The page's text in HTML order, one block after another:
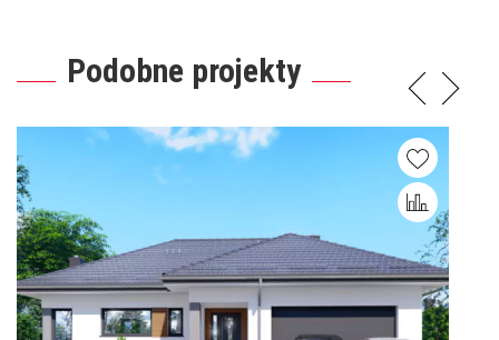
Podobne projekty